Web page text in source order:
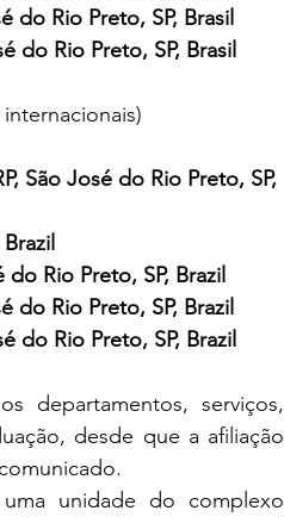
do Rio Preto, SP, Brasil
do Rio Preto, SP, Brasil
São José do Rio Preto, SP,
Brazil
do Rio Preto, SP, Brazil
do Rio Preto, SP, Brazil
do Rio Preto, SP, Brazil
departamentos, serviços,
desde que a afiliação
unidade do complexo